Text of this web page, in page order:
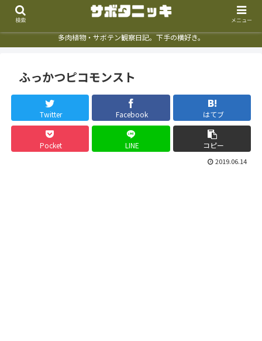
多肉植物・サボテン観察日記。下手の横好き。
ふっかつピコモンスト
Twitter Facebook はてブ
Pocket LINE コピー
2019.06.14
検索 メニュー